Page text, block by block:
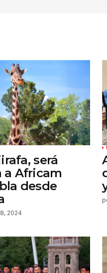
Guardar mi
y sitio web en este
próxima vez que
Enviar comentario
será
a Africam
desde
2024